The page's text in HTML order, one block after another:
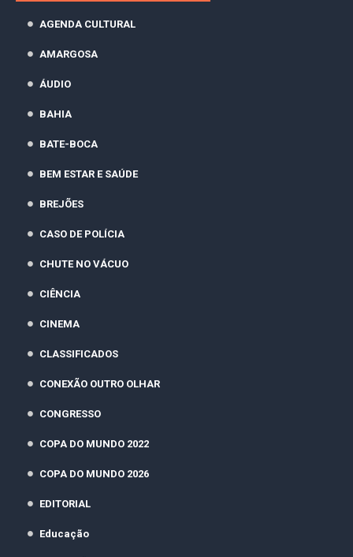
AGENDA CULTURAL
AMARGOSA
ÁUDIO
BAHIA
BATE-BOCA
BEM ESTAR E SAÚDE
BREJÕES
CASO DE POLÍCIA
CHUTE NO VÁCUO
CIÊNCIA
CINEMA
CLASSIFICADOS
CONEXÃO OUTRO OLHAR
CONGRESSO
COPA DO MUNDO 2022
COPA DO MUNDO 2026
EDITORIAL
Educação